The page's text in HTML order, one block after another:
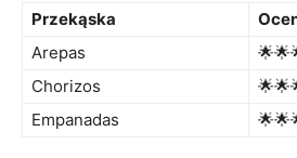
Przekąska
Arepas
Chorizos
Empanadas